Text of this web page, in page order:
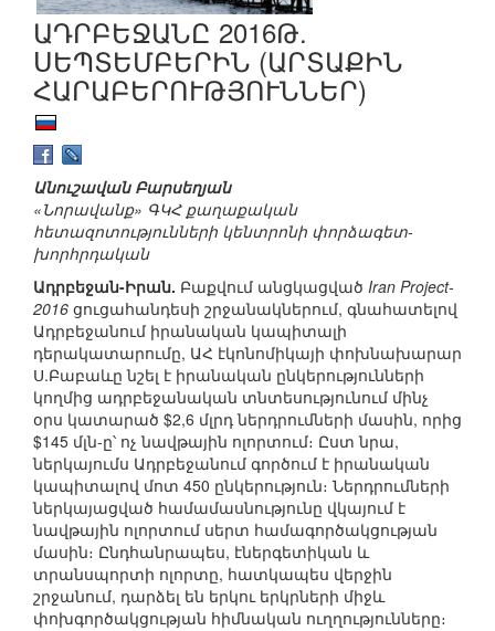
ԱԴՐԲԵՋԱՆԸ 2016Թ.
ՍԵՊՏԵՄԲԵՐԻՆ (ԱՐՏԱՔԻՆ
ՀԱՐԱԲԵՐՈՒԹՅՈՒՆՆԵՐ)
Անուշավան Բարսեղյան
«Նորավանք» ԳԿՀ քաղաքական
հետազոտությունների կենտրոնի փորձագետ-
խորհրդական
Ադրբեջան-Իրան. Բաքվում անցկացված Iran Project-
2016 ցուցահանդեսի շրջանակներում, գնահատելով
Ադրբեջանում իրանական կապիտալի
դերակատարումը, ԱՀ էկոնոմիկայի փոխնախարար
Ս.Բաբաևը նշել է իրանական ընկերությունների
կողմից ադրբեջանական տնտեսությունում մինչ
օրս կատարած $2,6 մլրդ ներդրումների մասին, որից
$145 մլն-ը՝ ոչ նավթային ոլորտում։ Ըստ նրա,
ներկայումս Ադրբեջանում գործում է իրանական
կապիտալով մոտ 450 ընկերություն։ Ներդրումների
ներկայացված համամասնությունը վկայում է
նավթային ոլորտում սերտ համագործակցության
մասին։ Ընդհանրապես, էներգետիկան և
տրանսպորտի ոլորտը, հատկապես վերջին
շրջանում, դարձել են երկու երկրների միջև
փոխգործակցության հիմնական ուղղությունները։